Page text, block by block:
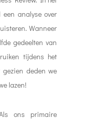
analyse over
Wanneer
gedeelten van
tijdens het
gezien deden we
lazen!
ons primaire